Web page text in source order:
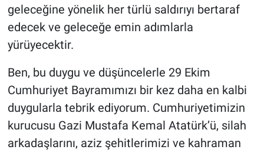
geleceğine yönelik her türlü saldırıyı bertaraf
edecek ve geleceğe emin adımlarla
yürüyecektir.
Ben, bu duygu ve düşüncelerle 29 Ekim
Cumhuriyet Bayramımızı bir kez daha en kalbi
duygularla tebrik ediyorum. Cumhuriyetimizin
kurucusu Gazi Mustafa Kemal Atatürk’ü, silah
arkadaşlarını, aziz şehitlerimizi ve kahraman